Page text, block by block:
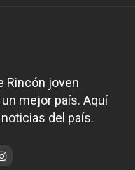
Rincón joven
mejor país. Aquí
del país.